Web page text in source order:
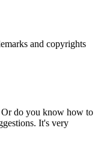
and copyrights
do you know how to
It's very